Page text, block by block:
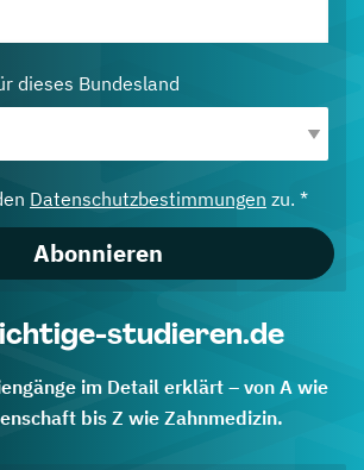
dieses Bundesland
Datenschutzbestimmungen zu. *
Abonnieren
studieren.de
im Detail erklärt – von A wie
bis Z wie Zahnmedizin.